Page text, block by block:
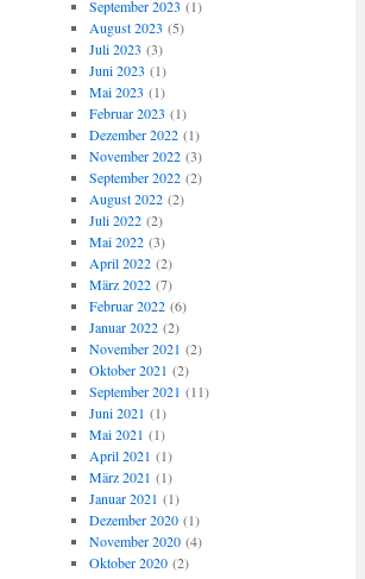
September 2023 (1)
August 2023 (5)
Juli 2023 (3)
Juni 2023 (1)
Mai 2023 (1)
Februar 2023 (1)
Dezember 2022(1)
November 2022(3)
September 2022(2)
August 2022(2)
Juli 2022(2)
Mai 2022(3)
April 2022(2)
März 2022(7)
Februar 2022(6)
Januar 2022(2)
November 2021 (2)
Oktober 2021 (2)
September 2021 (11)
Juni 2021 (1)
Mai 2021 (1)
April 2021 (1)
März 2021 (1)
Januar 2021 (1)
Dezember 2020(1)
November 2020(4)
Oktober 2020(2)